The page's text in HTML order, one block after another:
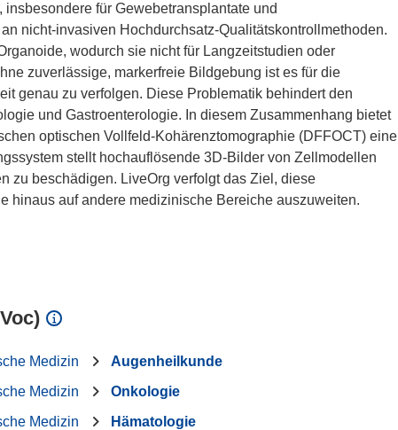
für Gewebetransplantate und
nicht-invasiven Hochdurchsatz-Qualitätskontrollmethoden.
wodurch sie nicht für Langzeitstudien oder
zuverlässige, markerfreie Bildgebung ist es für die
genau zu verfolgen. Diese Problematik behindert den
und Gastroenterologie. In diesem Zusammenhang bietet
optischen Vollfeld-Kohärenztomographie (DFFOCT) eine
stellt hochauflösende 3D-Bilder von Zellmodellen
zu beschädigen. LiveOrg verfolgt das Ziel, diese
hinaus auf andere medizinische Bereiche auszuweiten.
Medizin
Augenheilkunde
Medizin
Onkologie
Medizin
Hämatologie